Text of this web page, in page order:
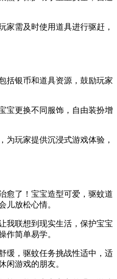
家需及时使用道具进行驱赶，
括银币和道具资源，鼓励玩家
宝更换不同服饰，自由装扮增
为玩家提供沉浸式游戏体验，
愈了！宝宝造型可爱，驱蚊道
儿放松心情。
我联想到现实生活，保护宝宝
作简单易学。
缓，驱蚊任务挑战性适中，适
闲游戏的朋友。